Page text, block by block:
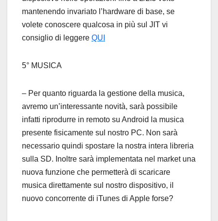
mantenendo invariato l’hardware di base, se
volete conoscere qualcosa in più sul JIT vi
consiglio di leggere QUI
5° MUSICA
– Per quanto riguarda la gestione della musica,
avremo un’interessante novità, sarà possibile
infatti riprodurre in remoto su Android la musica
presente fisicamente sul nostro PC. Non sarà
necessario quindi spostare la nostra intera libreria
sulla SD. Inoltre sarà implementata nel market una
nuova funzione che permetterà di scaricare
musica direttamente sul nostro dispositivo, il
nuovo concorrente di iTunes di Apple forse?